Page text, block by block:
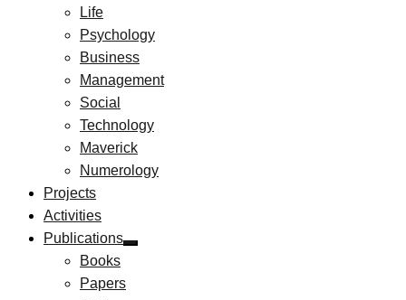
Life
Psychology
Business
Management
Social
Technology
Maverick
Numerology
Projects
Activities
Publications
Books
Papers